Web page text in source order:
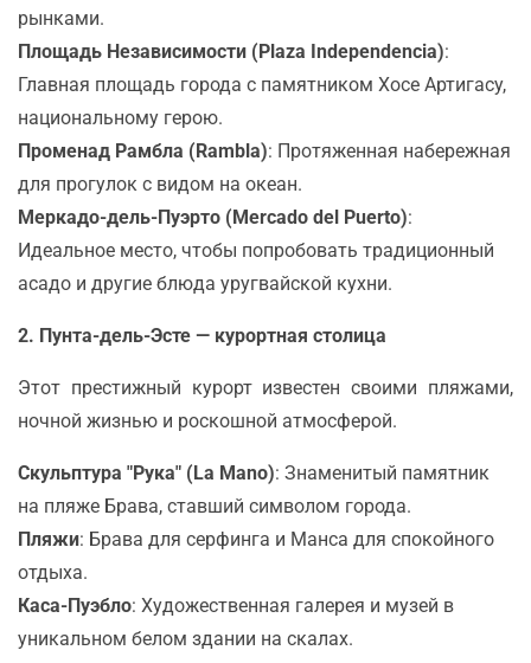
рынками.
Площадь Независимости (Plaza Independencia):
Главная площадь города с памятником Хосе Артигасу,
национальному герою.
Променад Рамбла (Rambla): Протяженная набережная
для прогулок с видом на океан.
Меркадо-дель-Пуэрто (Mercado del Puerto):
Идеальное место, чтобы попробовать традиционный
асадо и другие блюда уругвайской кухни.
2. Пунта-дель-Эсте — курортная столица
Этот престижный курорт известен своими пляжами,
ночной жизнью и роскошной атмосферой.
Скульптура "Рука" (La Mano): Знаменитый памятник
на пляже Брава, ставший символом города.
Пляжи: Брава для серфинга и Манса для спокойного
отдыха.
Каса-Пуэбло: Художественная галерея и музей в
уникальном белом здании на скалах.